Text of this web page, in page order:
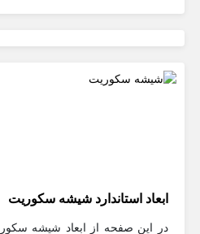
ابعاد استاندارد شیشه سکوریت
در این صفحه از ابعاد شیشه